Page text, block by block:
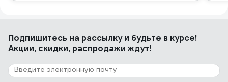
Подпишитесь на рассылкуи будьте в курсе!
Акции, скидки, распродажи ждут!